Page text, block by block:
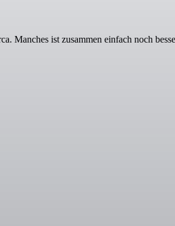
Manches ist zusammen einfach noch